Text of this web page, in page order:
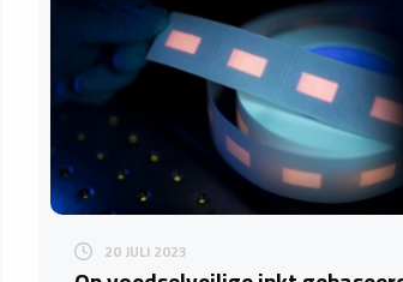
20 JULI 2023